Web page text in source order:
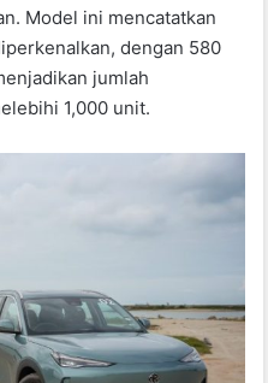
Model ini mencatatkan
dengan 580
jumlah
1,000 unit.